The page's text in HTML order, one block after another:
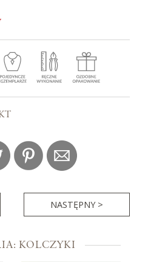
NASTĘPNY >
KOLCZYKI